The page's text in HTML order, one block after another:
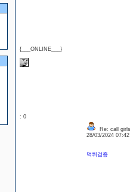
{___ONLINE___}
: 0
Re: call girls
28/03/2024
먹튀검증